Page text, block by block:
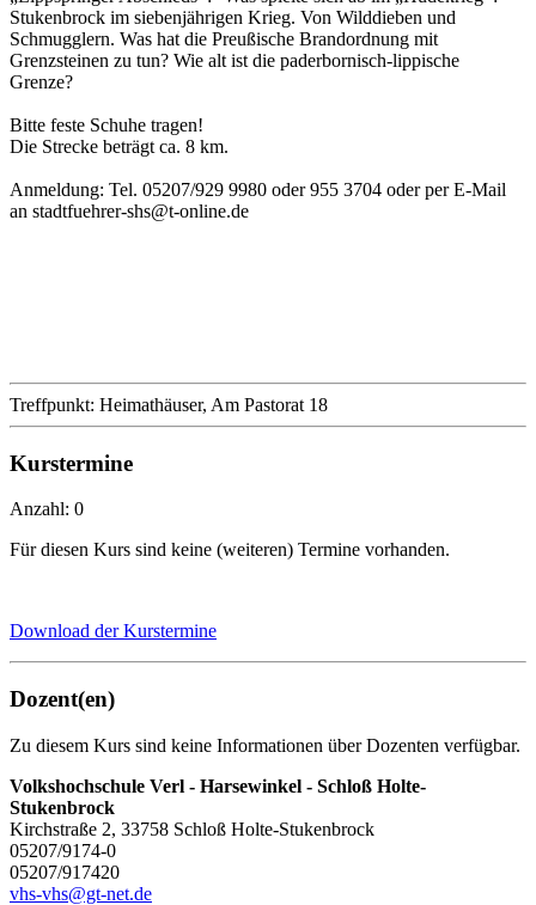
Stukenbrock im siebenjährigen Krieg. Von Wilddieben und
Schmugglern. Was hat die Preußische Brandordnung mit
Grenzsteinen zu tun? Wie alt ist die paderbornisch-lippische
Grenze?
Bitte feste Schuhe tragen!
Die Strecke beträgt ca. 8 km.
Anmeldung: Tel. 05207/929 9980 oder 955 3704 oder per E-Mail
an stadtfuehrer-shs@t-online.de
Treffpunkt: Heimathäuser, Am Pastorat 18
Kurstermine
Anzahl: 0
Für diesen Kurs sind keine (weiteren) Termine vorhanden.
Download der Kurstermine
Dozent(en)
Zu diesem Kurs sind keine Informationen über Dozenten verfügbar.
Volkshochschule Verl - Harsewinkel - Schloß Holte-
Stukenbrock
Kirchstraße 2, 33758 Schloß Holte-Stukenbrock
05207/9174-0
05207/917420
vhs-vhs@gt-net.de